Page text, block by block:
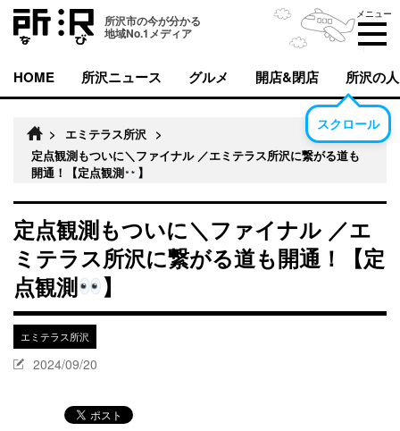
所沢市の今が分かる
地域No.1メディア
メニュー
HOME 所沢ニュース グルメ 開店&閉店 所沢の人
スクロール
> エミテラス所沢 >
定点観測もついに＼ファイナル ／エミテラス所沢に繋がる道も
開通！【定点観測
】
定点観測もついに＼ファイナル ／エ
ミテラス所沢に繋がる道も開通！【定
点観測
】
エミテラス所沢
2024/09/20